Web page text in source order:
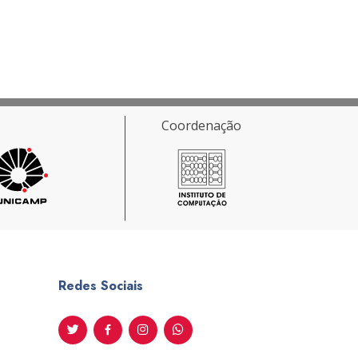
Coordenação
Redes Sociais